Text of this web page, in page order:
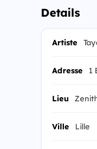
Details
Artiste
Adresse 1
Lieu
Ville Lille